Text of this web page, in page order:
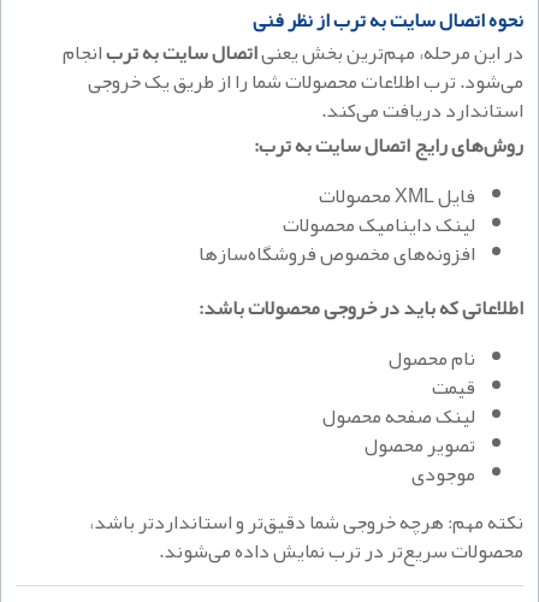
نحوه اتصال سایت به ترب از نظر فنی
در این مرحله، مهم‌ترین بخش یعنیاتصال سایت به تربانجام
می‌شود. ترب اطلاعات محصولات شما را از طریق یک خروجی
استاندارد دریافت می‌کند.
روش‌های رایج اتصال سایت به ترب:
فایل XML محصولات
لینک داینامیک محصولات
افزونه‌های مخصوص فروشگاه‌سازها
اطلاعاتی که باید در خروجی محصولات باشد:
نام محصول
قیمت
لینک صفحه محصول
تصویر محصول
موجودی
نکته مهم: هرچه خروجی شما دقیق‌تر و استانداردتر باشد،
محصولات سریع‌تر در ترب نمایش داده می‌شوند.